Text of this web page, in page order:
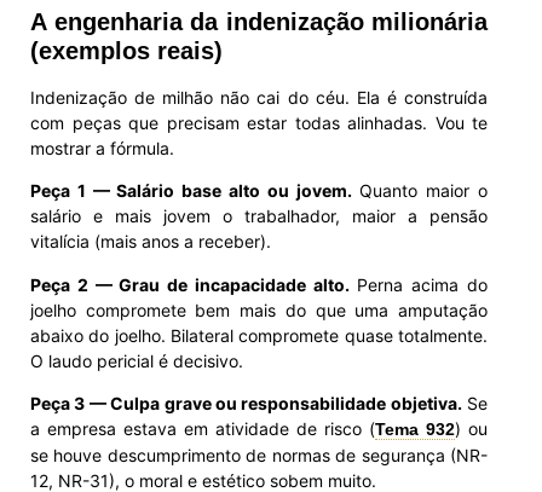
A engenharia da indenização milionária
(exemplos reais)
Indenização de milhão não cai do céu. Ela é construída
com peças que precisam estar todas alinhadas. Vou te
mostrar a fórmula.
Peça 1 — Salário base alto ou jovem.Quanto maior o
salário e mais jovem o trabalhador, maior a pensão
vitalícia (mais anos a receber).
Peça 2 — Grau de incapacidade alto.Perna acima do
joelho compromete bem mais do que uma amputação
abaixo do joelho. Bilateral compromete quase totalmente.
O laudo pericial é decisivo.
Peça 3 — Culpa grave ou responsabilidade objetiva.Se
a empresa estava em atividade de risco (Tema 932) ou
se houve descumprimento de normas de segurança (NR-
12, NR-31), o moral e estético sobem muito.